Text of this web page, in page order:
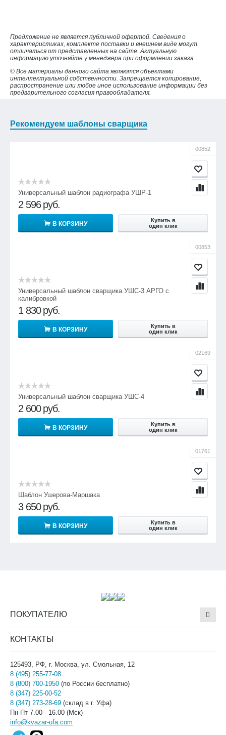
Предложение не является публичной офертой. Сведения о
характеристиках, комплекте поставки и внешнем виде могут
отличаться от представленных на сайте. Актуальную
информацию уточняйте у менеджера при оформлении заказа.
© Все материалы данного сайта являются объектами
интеллектуальной собственности. Запрещается копирование,
распространение или любое иное использование информации без
предварительного согласия правообладателя.
Рекомендуем шаблоны сварщика
00852
Универсальный шаблон радиографа УШР-1
2 596 руб.
В КОРЗИНУ
Купить в
один клик
00853
Универсальный шаблон сварщика УШС-3 АРГО с
калибровкой
1 830 руб.
В КОРЗИНУ
Купить в
один клик
02169
Универсальный шаблон сварщика УШС-4
2 600 руб.
В КОРЗИНУ
Купить в
один клик
01761
Шаблон Ушерова-Маршака
3 650 руб.
В КОРЗИНУ
Купить в
один клик
ПОКУПАТЕЛЮ
КОНТАКТЫ
125493, РФ, г. Москва, ул. Смольная, 12
8 (495) 255-77-08
8 (800) 700-1950 (по России бесплатно)
8 (347) 225-00-52
8 (347) 273-28-69 (склад в г. Уфа)
Пн-Пт 7.00 - 16.00 (Мск)
info@kvazar-ufa.com